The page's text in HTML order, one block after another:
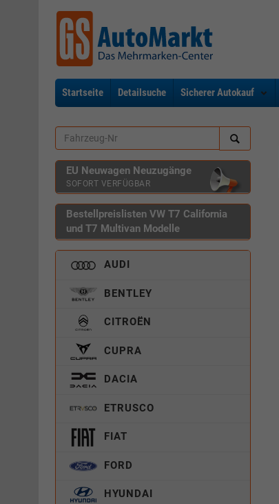
Startseite Detailsuche Sicherer Autokauf
EU Neuwagen Neuzugänge
SOFORT VERFÜGBAR
Bestellpreislisten VW T7 California
und T7 Multivan Modelle
AUDI
BENTLEY
CITROËN
CUPRA
DACIA
ETRUSCO
FIAT
FORD
HYUNDAI